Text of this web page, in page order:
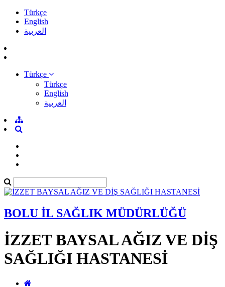
Türkçe
English
العربية
Türkçe
Türkçe
English
العربية
BOLU İL SAĞLIK MÜDÜRLÜĞÜ
İZZET BAYSAL AĞIZ VE DİŞ
SAĞLIĞI HASTANESİ